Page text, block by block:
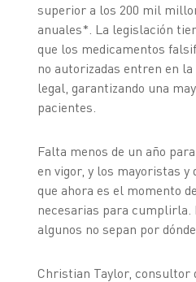
superior a los 200 mil
anuales*. La legislación
que los medicamentos
no autorizadas entren en
legal, garantizando una
pacientes.
Falta menos de un año
en vigor, y los mayoristas
que ahora es el momento
necesarias para cumplirla.
algunos no sepan por
Christian Taylor, consultor